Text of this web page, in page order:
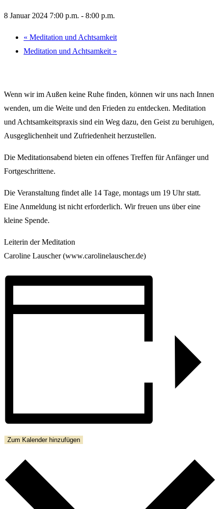
8 Januar 2024 7:00 p.m. - 8:00 p.m.
« Meditation und Achtsamkeit
Meditation und Achtsamkeit »
Wenn wir im Außen keine Ruhe finden, können wir uns nach Innen
wenden, um die Weite und den Frieden zu entdecken. Meditation
und Achtsamkeitspraxis sind ein Weg dazu, den Geist zu beruhigen,
Ausgeglichenheit und Zufriedenheit herzustellen.
Die Meditationsabend bieten ein offenes Treffen für Anfänger und
Fortgeschrittene.
Die Veranstaltung findet alle 14 Tage, montags um 19 Uhr statt.
Eine Anmeldung ist nicht erforderlich. Wir freuen uns über eine
kleine Spende.
Leiterin der Meditation
Caroline Lauscher (www.carolinelauscher.de)
Zum Kalender hinzufügen